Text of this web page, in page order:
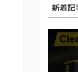
新着記